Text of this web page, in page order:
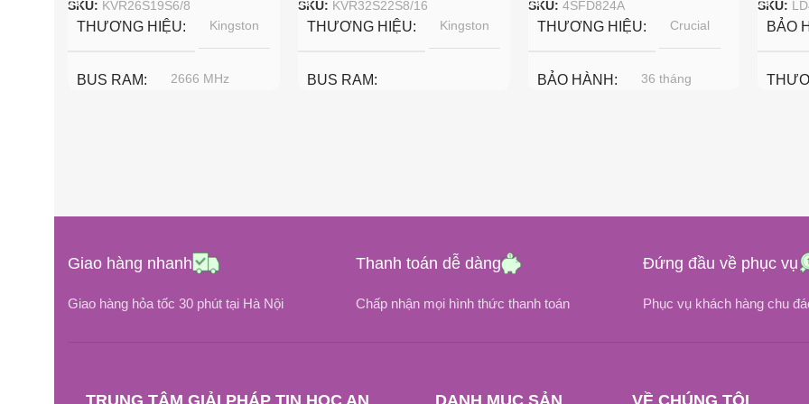
SKU: KVR26S19S6/8
THƯƠNG HIỆU Kingston
BUS RAM 2666 MHz
SKU: KVR32S22S8/16
THƯƠNG HIỆU Kingston
BUS RAM
SKU: 4SFD824A
THƯƠNG HIỆU Crucial
BẢO HÀNH 36 tháng
SKU:
BẢO
Giao hàng nhanh
Giao hàng hỏa tốc 30 phút tại Hà Nội
Thanh toán dễ dàng
Chấp nhận mọi hình thức thanh toán
Đứng đầu về phục vụ
Phục vụ khách hàng chu
TRUNG TÂM GIẢI PHÁP TIN HỌC AN DANH MỤC SẢN VỀ CHÚNG TÔI